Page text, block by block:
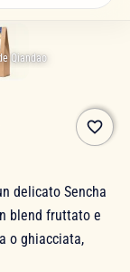
Mio
Qiandao
favorite_border
delicato Sencha
blend fruttato e
o ghiacciata,